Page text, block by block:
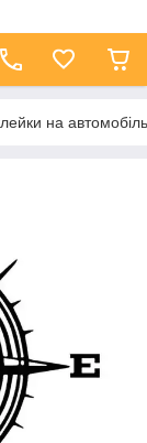
на автомобіль